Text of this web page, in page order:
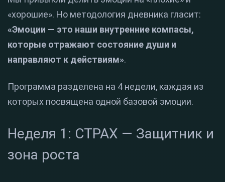
«хорошие». Но методология дневника гласит:
«Эмоции — это наши внутренние компасы,
которые отражают состояние души и
направляют к действиям».
Программа разделена на 4 недели, каждая из
которых посвящена одной базовой эмоции.
Неделя 1: СТРАХ — Защитник и
зона роста